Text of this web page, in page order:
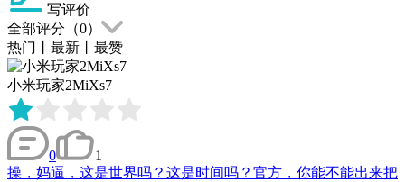
写评价
全部评分（0）
热门
最新 最赞
小米玩家2MiXs7
0
1
操，妈逼，这是世界吗？这是时间吗？官方，你能不能出来把